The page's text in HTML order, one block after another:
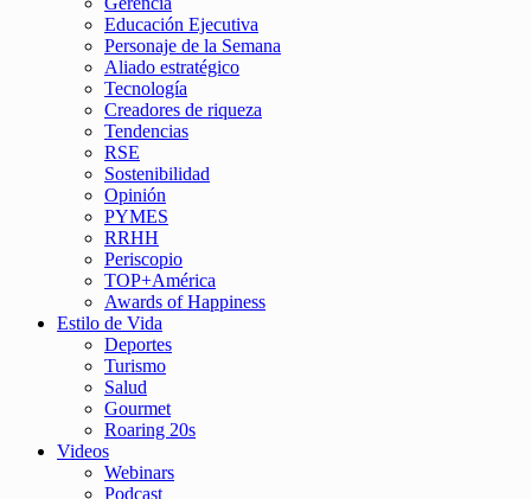
Educación Ejecutiva
Personaje de la Semana
Aliado estratégico
Tecnología
Creadores de riqueza
Tendencias
RSE
Sostenibilidad
Opinión
PYMES
RRHH
Periscopio
TOP+América
Awards of Happiness
Estilo de Vida
Deportes
Turismo
Salud
Gourmet
Roaring 20s
Videos
Webinars
Podcast